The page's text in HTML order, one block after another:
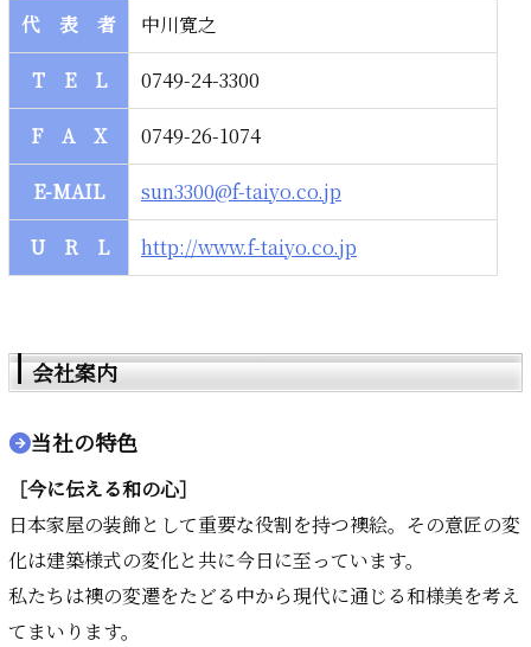
代 表 者 中川寛之
T E L 0749-24-3300
F A X 0749-26-1074
E-MAIL sun3300@f-taiyo.co.jp
U R L http://www.f-taiyo.co.jp
会社案内
当社の特色
［今に伝える和の心］
日本家屋の装飾として重要な役割を持つ襖絵。その意匠の変
化は建築様式の変化と共に今日に至っています。
私たちは襖の変遷をたどる中から現代に通じる和様美を考え
てまいります。